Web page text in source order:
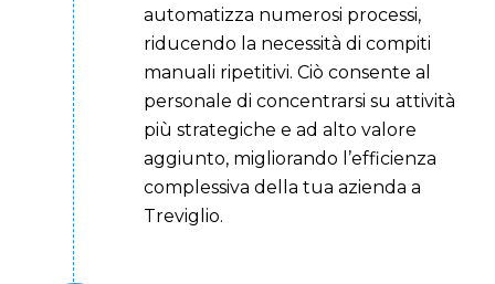
automatizza numerosi processi,
riducendo la necessità di compiti
manuali ripetitivi. Ciò consente al
personale di concentrarsi su attività
più strategiche e ad alto valore
aggiunto, migliorando l’efficienza
complessiva della tua azienda a
Treviglio.